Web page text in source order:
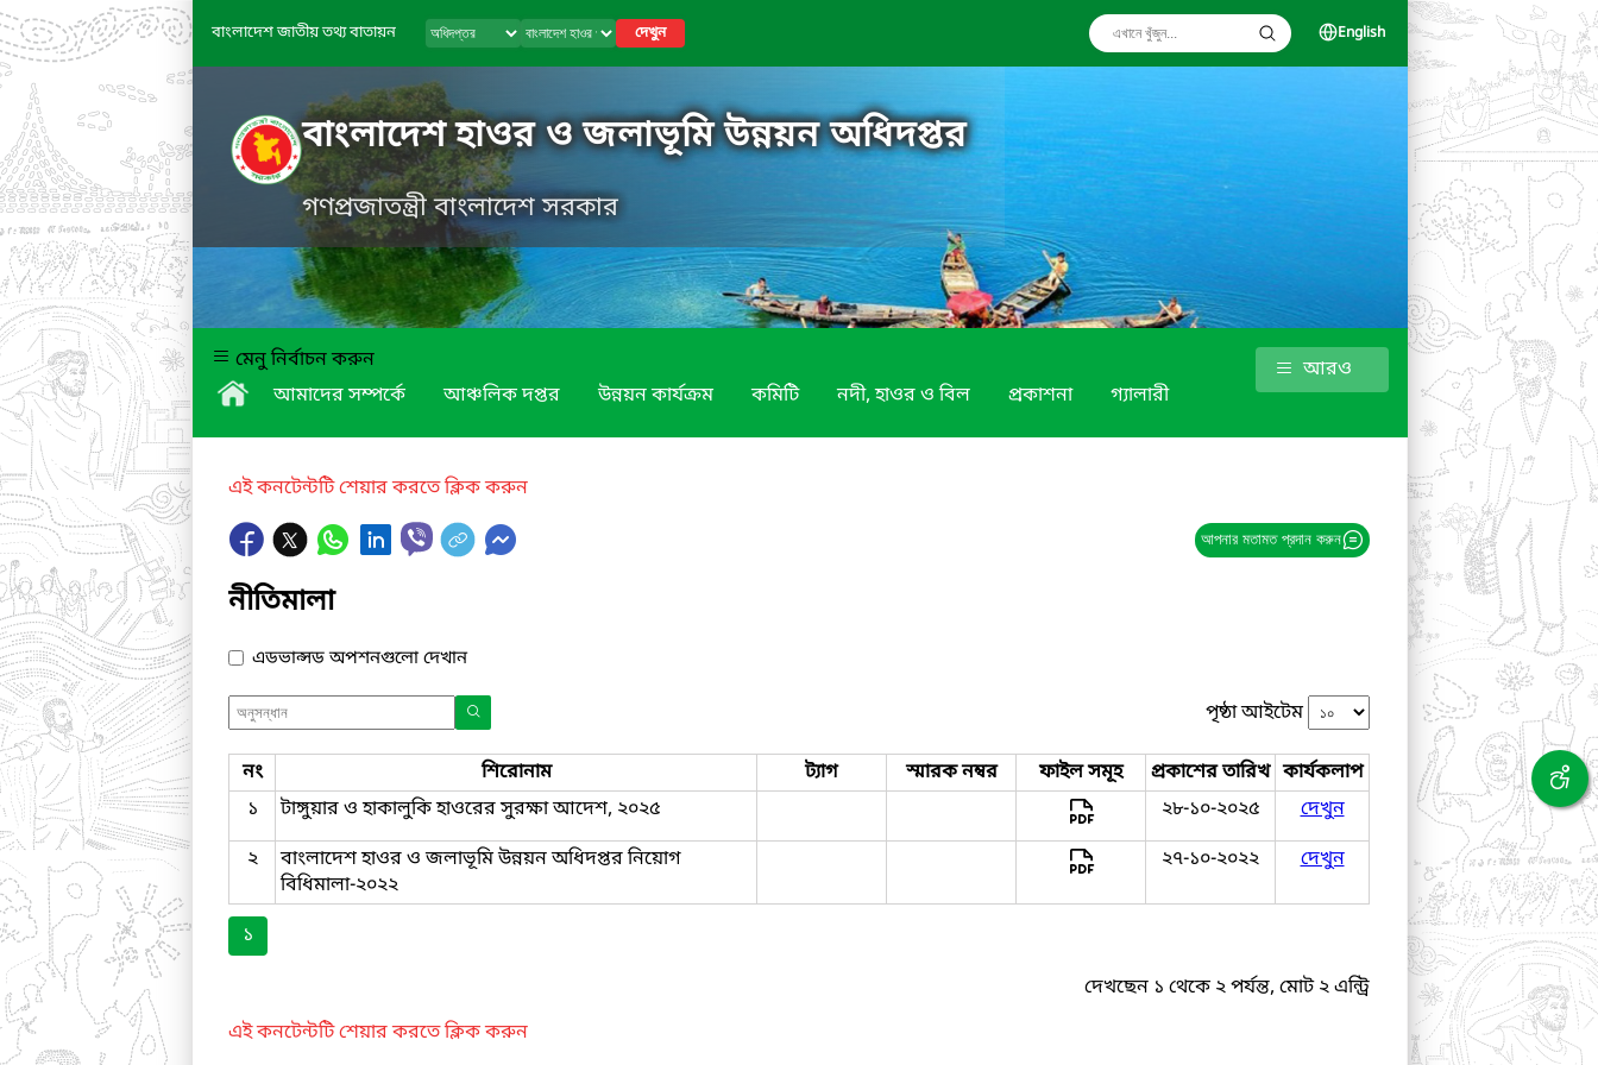
বাংলাদেশ জাতীয় তথ্য বাতায়ন দেখুন English
বাংলাদেশ হাওর ও জলাভূমি উন্নয়ন অধিদপ্তর
গণপ্রজাতন্ত্রী বাংলাদেশ সরকার
মেনু নির্বাচন করুন
আমাদের সম্পর্কে
আঞ্চলিক দপ্তর উন্নয়ন কার্যক্রম কমিটি নদী, হাওর ও বিল প্রকাশনা গ্যালারী
আরও
এই কনটেন্টটি শেয়ার করতে ক্লিক করুন
আপনার মতামত প্রদান করুন
নীতিমালা
এডভান্সড অপশনগুলো দেখান
পৃষ্ঠা আইটেম
নং শিরোনাম ট্যাগ স্মারক নম্বর ফাইল সমূহ প্রকাশের তারিখ কার্যকলাপ
১
টাঙ্গুয়ার ও হাকালুকি হাওরের সুরক্ষা আদেশ, ২০২৫ ২৮-১০-২০২৫
দেখুন
২
বাংলাদেশ হাওর ও জলাভূমি উন্নয়ন অধিদপ্তর নিয়োগ
বিধিমালা-২০২২
২৭-১০-২০২২ দেখুন
১
দেখছেন ১ থেকে ২ পর্যন্ত, মোট ২ এন্ট্রি
এই কনটেন্টটি শেয়ার করতে ক্লিক করুন